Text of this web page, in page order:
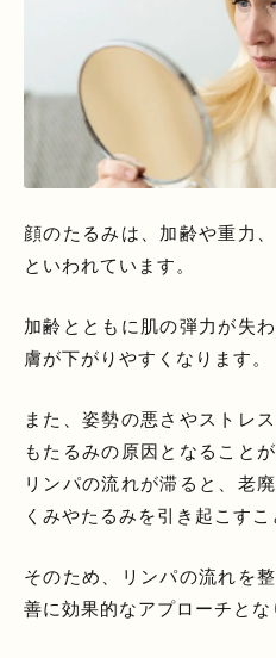
顔のたるみは、加齢や重力
といわれています。
加齢とともに肌の弾力が失
膚が下がりやすくなります。
また、姿勢の悪さやストレ
もたるみの原因となること
リンパの流れが滞ると、老
くみやたるみを引き起こすこ
そのため、リンパの流れを
善に効果的なアプローチとな